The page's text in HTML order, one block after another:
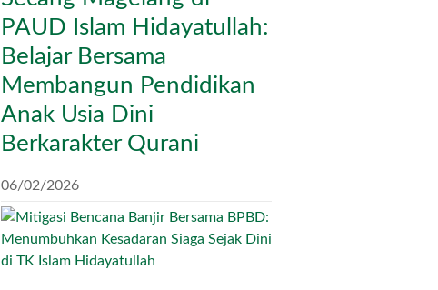
PAUD Islam Hidayatullah:
Belajar Bersama
Membangun Pendidikan
Anak Usia Dini
Berkarakter Qurani
06/02/2026